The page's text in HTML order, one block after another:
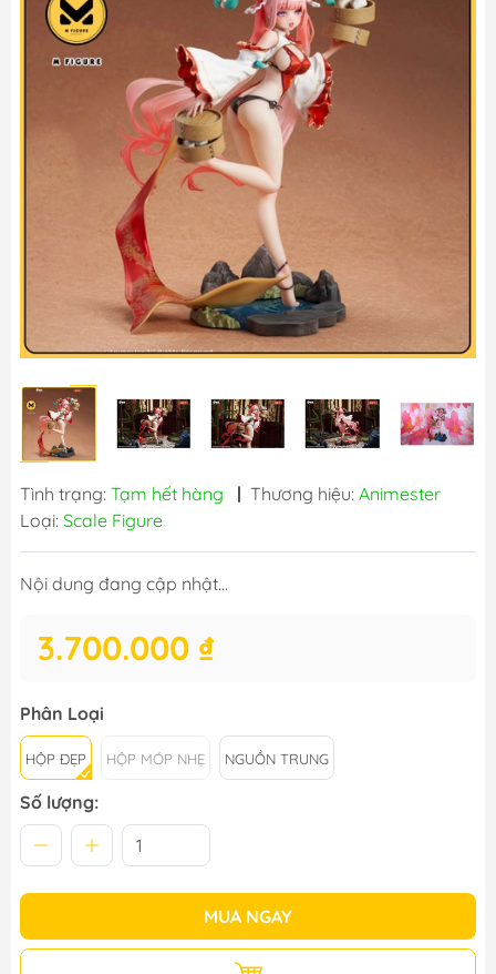
Tình trạng: Tạm hết hàng | Thương hiệu: Animester
Loại: Scale Figure
Nội dung đang cập nhật...
3.700.000 ₫
Phân Loại
HỘP ĐẸP HỘP MÓP NHẸ NGUỒN TRUNG
Số lượng:
MUA NGAY